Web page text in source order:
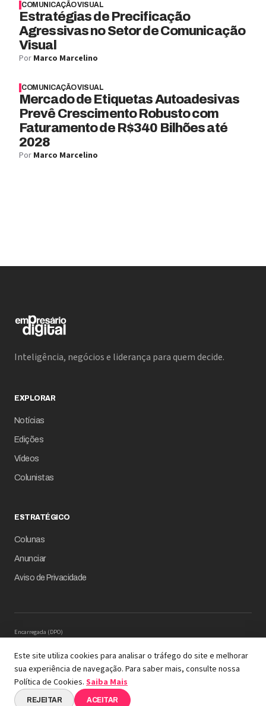
COMUNICAÇÃO VISUAL
Estratégias de Precificação
Agressivas no Setor de Comunicação
Visual
Por Marco Marcelino
COMUNICAÇÃO VISUAL
Mercado de Etiquetas Autoadesivas
Prevê Crescimento Robusto com
Faturamento de R$340 Bilhões até
2028
Por Marco Marcelino
Inteligência, negócios e liderança para quem decide.
EXPLORAR
Notícias
Edições
Vídeos
Colunistas
ESTRATÉGICO
Colunas
Anunciar
Aviso de Privacidade
Encarregada (DPO)
Solicitação de Titular – Serinews
Preencher o formulário
© 2026 Revista Empresário Digital
A REVISTA COM INTELIGÊNCIA DE DADOS EM SUA
ESSÊNCIA
Este site utiliza cookies para analisar o tráfego do site e melhorar
sua experiência de navegação. Para saber mais, consulte nossa
Política de Cookies. Saiba Mais
REJEITAR ACEITAR